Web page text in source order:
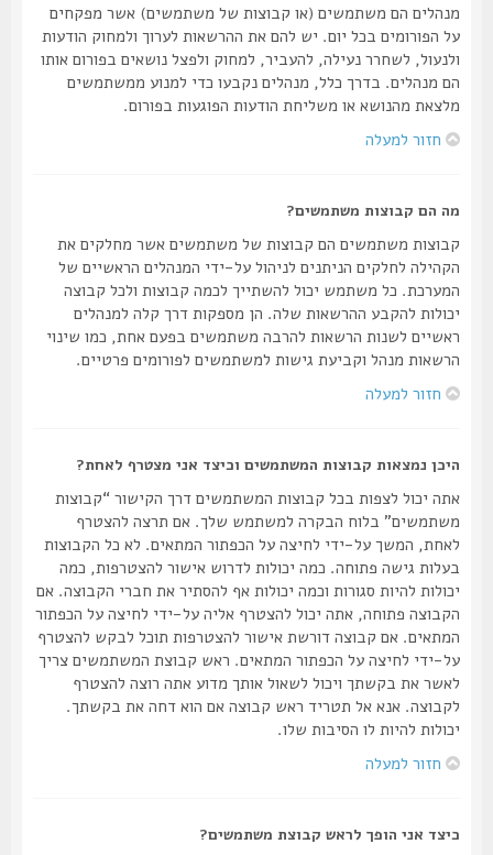
מנהלים הם משתמשים (או קבוצות של משתמשים) אשר מפקחים
על הפורומים בכל יום. יש להם את ההרשאות לערוך ולמחוק הודעות
ולנעול, לשחרר נעילה, להעביר, למחוק ולפצל נושאים בפורום אותו
הם מנהלים. בדרך כלל, מנהלים נקבעו כדי למנוע ממשתמשים
מלצאת מהנושא או משליחת הודעות הפוגעות בפורום.
חזור למעלה
מה הם קבוצות משתמשים?
קבוצות משתמשים הם קבוצות של משתמשים אשר מחלקים את
הקהילה לחלקים הניתנים לניהול על-ידי המנהלים הראשיים של
המערכת. כל משתמש יכול להשתייך לכמה קבוצות ולכל קבוצה
יכולות להקבע ההרשאות שלה. הן מספקות דרך קלה למנהלים
ראשיים לשנות הרשאות להרבה משתמשים בפעם אחת, כמו שינוי
הרשאות מנהל וקביעת גישות למשתמשים לפורומים פרטיים.
חזור למעלה
היכן נמצאות קבוצות המשתמשים וכיצד אני מצטרף לאחת?
אתה יכול לצפות בכל קבוצות המשתמשים דרך הקישור “קבוצות
משתמשים” בלוח הבקרה למשתמש שלך. אם תרצה להצטרף
לאחת, המשך על-ידי לחיצה על הכפתור המתאים. לא כל הקבוצות
בעלות גישה פתוחה. כמה יכולות לדרוש אישור להצטרפות, כמה
יכולות להיות סגורות וכמה יכולות אף להסתיר את חברי הקבוצה. אם
הקבוצה פתוחה, אתה יכול להצטרף אליה על-ידי לחיצה על הכפתור
המתאים. אם קבוצה דורשת אישור להצטרפות תוכל לבקש להצטרף
על-ידי לחיצה על הכפתור המתאים. ראש קבוצת המשתמשים צריך
לאשר את בקשתך ויכול לשאול אותך מדוע אתה רוצה להצטרף
לקבוצה. אנא אל תטריד ראש קבוצה אם הוא דחה את בקשתך.
יכולות להיות לו הסיבות שלו.
חזור למעלה
כיצד אני הופך לראש קבוצת משתמשים?